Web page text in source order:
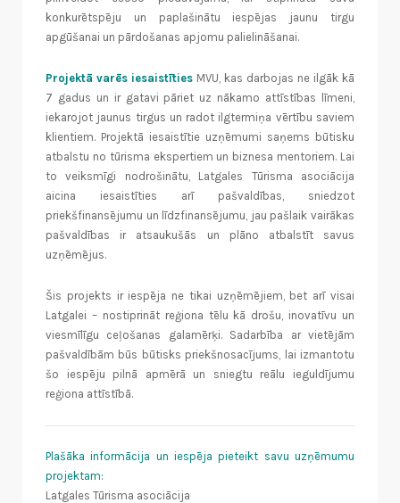
konkurētspēju un paplašinātu iespējas jaunu tirgu
apgūšanai un pārdošanas apjomu palielināšanai.
Projektā varēs iesaistīties MVU, kas darbojas ne ilgāk kā
7 gadus un ir gatavi pāriet uz nākamo attīstības līmeni,
iekarojot jaunus tirgus un radot ilgtermiņa vērtību saviem
klientiem. Projektā iesaistītie uzņēmumi saņems būtisku
atbalstu no tūrisma ekspertiem un biznesa mentoriem. Lai
to veiksmīgi nodrošinātu, Latgales Tūrisma asociācija
aicina iesaistīties arī pašvaldības, sniedzot
priekšfinansējumu un līdzfinansējumu, jau pašlaik vairākas
pašvaldības ir atsaukušās un plāno atbalstīt savus
uzņēmējus.
Šis projekts ir iespēja ne tikai uzņēmējiem, bet arī visai
Latgalei – nostiprināt reģiona tēlu kā drošu, inovatīvu un
viesmīlīgu ceļošanas galamērķi. Sadarbība ar vietējām
pašvaldībām būs būtisks priekšnosacījums, lai izmantotu
šo iespēju pilnā apmērā un sniegtu reālu ieguldījumu
reģiona attīstībā.
Plašāka informācija un iespēja pieteikt savu uzņēmumu
projektam:
Latgales Tūrisma asociācija